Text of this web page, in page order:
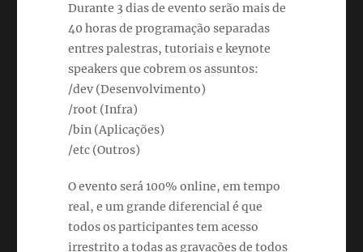
Durante 3 dias de evento serão mais de
40 horas de programação separadas
entres palestras, tutoriais e keynote
speakers que cobrem os assuntos:
/dev (Desenvolvimento)
/root (Infra)
/bin (Aplicações)
/etc (Outros)
O evento será 100% online, em tempo
real, e um grande diferencial é que
todos os participantes tem acesso
irrestrito a todas as gravações de todos